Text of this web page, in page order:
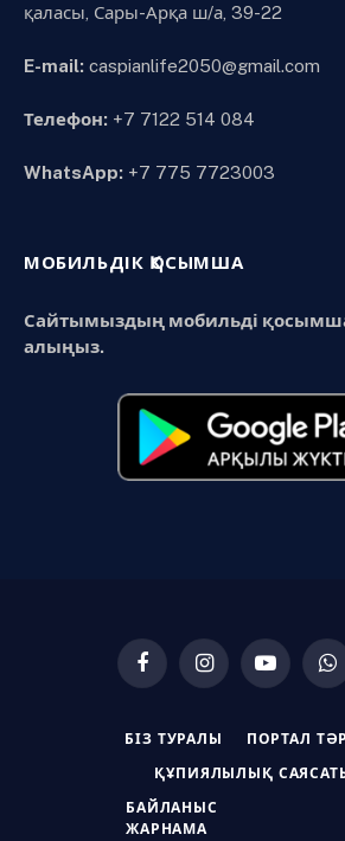
қаласы, Сары-Арқа ш/а, 39-22
E-mail: caspianlife2050@gmail.com
Телефон: +7 7122 514 084
WhatsApp: +7 775 7723003
МОБИЛЬДІК ҚОСЫМША
Сайтымыздың мобильді
алыңыз.
FacebookInstagramYouTube
БІЗ ТУРАЛЫ ПОРТАЛ
ҚҰПИЯЛЫЛЫҚ
БАЙЛАНЫС
ЖАРНАМА